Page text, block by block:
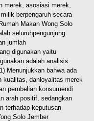
merek, asosiasi merek,
berpengaruh secara
Makan Wong Solo
seluruhpengunjung
jumlah
digunakan yaitu
adalah analisis
1) Menunjukkan bahwa ada
kualitas, danloyalitas merek
pembelian konsumendi
arah positif, sedangkan
terhadap keputusan
Solo Jember